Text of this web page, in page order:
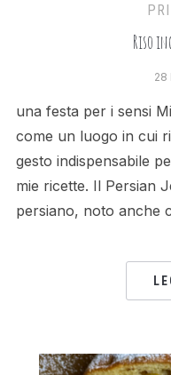
Riso
28
una festa per i sensi
come un luogo in cui
gesto indispensabile
mie ricette. Il Persian
persiano, noto anche